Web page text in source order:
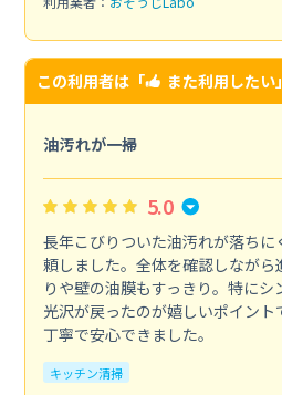
この利用者は「 また利用したい
油汚れが一掃
5.0
長年こびりついた油汚れが落ち
頼しました。全体を確認しながら
りや壁の油膜もすっきり。特にシ
光沢が戻ったのが嬉しいポイン
丁寧で安心できました。
キッチン清掃